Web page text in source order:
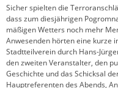
Sicher spielten die
dass zum diesjährigen
mäßigen Wetters noch mehr
Anwesenden hörten eine kurze
Stadtteilverein durch Hans-
den zweiten Veranstalter, den
Geschichte und das Schicksal
Hauptreferenten des Abends,